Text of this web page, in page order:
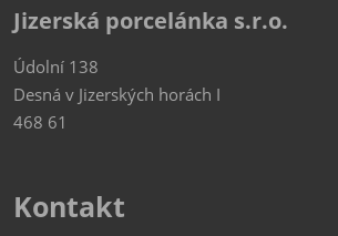
Jizerská porcelánka s.r.o.
Údolní 138
Desná v Jizerských horách I
468 61
Kontakt